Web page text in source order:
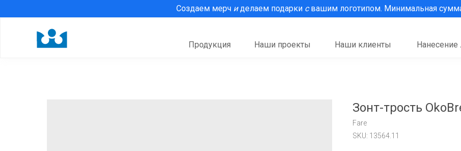
Продукция Наши клиенты
Наши проекты Нанесение
Создаем мерч иделаем подарки свашим логотипом. Минимальная сумма
Зонт-трость
Fare
SKU: 13564.11